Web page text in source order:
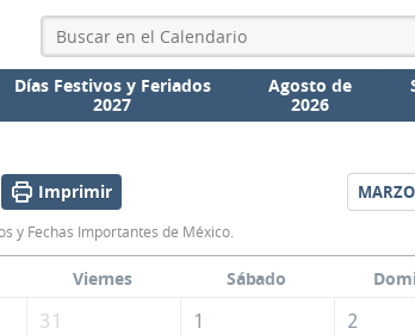
Días Festivos y Feriados
2027
Agosto de
2026
Imprimir MARZO
y Fechas Importantes de México.
Viernes Sábado
31 1 2